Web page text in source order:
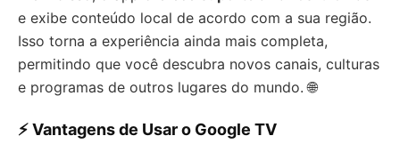
e exibe conteúdo local de acordo com a sua região.
Isso torna a experiência ainda mais completa,
permitindo que você descubra novos canais, culturas
e programas de outros lugares do mundo. 🌐
⚡ Vantagens de Usar o Google TV